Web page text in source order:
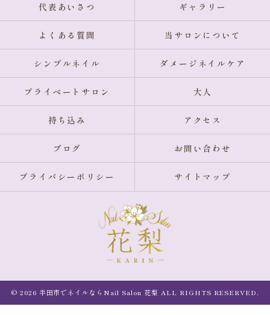
代表あいさつ ギャラリー
よくある質問 当サロンについて
シンプルネイル ダメージネイルケア
プライベートサロン 大人
持ち込み アクセス
ブログ お問い合わせ
プライバシーポリシー サイトマップ
© 2026 半田市でネイルならNail Salon 花梨 ALL RIGHTS RESERVED.